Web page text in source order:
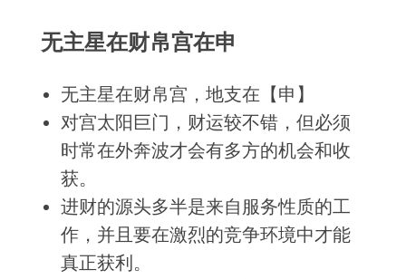
无主星在财帛宫在申
无主星在财帛宫 ，地支在【申】
对宫太阳巨门，财运较不错，但必须
时常在外奔波才会有多方的机会和收
获。
进财的源头多半是来自服务性质的工
作，并且要在激烈的竞争环境中才能
真正获利。